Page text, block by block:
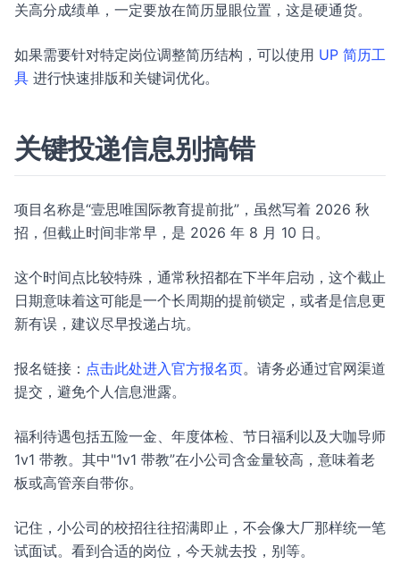
关高分成绩单，一定要放在简历显眼位置，这是硬通货。
如果需要针对特定岗位调整简历结构，可以使用 UP 简历工
具 进行快速排版和关键词优化。
关键投递信息别搞错
项目名称是“壹思唯国际教育提前批”，虽然写着 2026 秋
招，但截止时间非常早，是 2026 年 8 月 10 日。
这个时间点比较特殊，通常秋招都在下半年启动，这个截止
日期意味着这可能是一个长周期的提前锁定，或者是信息更
新有误，建议尽早投递占坑。
报名链接： 点击此处进入官方报名页。请务必通过官网渠道
提交，避免个人信息泄露。
福利待遇包括五险一金、年度体检、节日福利以及大咖导师
1v1 带教。其中"1v1 带教”在小公司含金量较高，意味着老
板或高管亲自带你。
记住，小公司的校招往往招满即止，不会像大厂那样统一笔
试面试。看到合适的岗位，今天就去投，别等。